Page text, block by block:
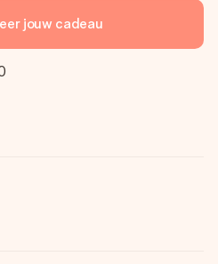
jouw cadeau